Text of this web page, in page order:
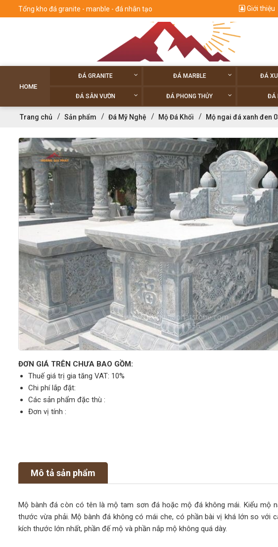
Tổng kho đá granite - manble - đá nhân tạo Giới thiệu
HOME
ĐÁ GRANITE ĐÁ MARBLE ĐÁ
ĐÁ SÂN VƯỜN ĐÁ PHONG THỦY ĐÁ
Trang chủ Sản phẩm Đá Mỹ Nghệ Mộ Đá Khối Mộ ngai đá xanh đen
ĐƠN GIÁ TRÊN CHƯA BAO GỒM:
Thuế giá trị gia tăng VAT: 10%
Chi phí lắp đặt:
Các sản phẩm đặc thù :
Đơn vị tính :
Mô tả sản phẩm
Mộ bành đá còn có tên là mộ tam sơn đá hoặc mộ đá không mái. Kiểu mộ
thước vừa phải. Mộ bành đá không có mái che, có phần bài vị khá lớn so với
kích thước lớn nhất, phần đế mộ và phần nắp mộ không quá dày.